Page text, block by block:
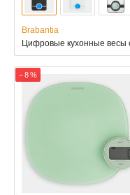
Brabantia
Цифровые кухонные весы
− 8 %